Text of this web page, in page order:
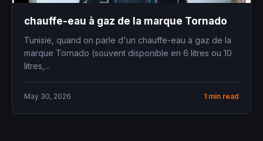
chauffe-eau à gaz de la marque Tornado
Tunisie, quand on parle d'un chauffe-eau à gaz de la
marque Tornado (souvent disponible en 6 litres ou 10
litres,...
May 30, 2026 1 min read